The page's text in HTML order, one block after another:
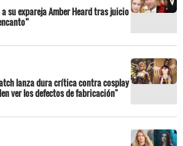
su expareja Amber Heard tras juicio
lanza dura crítica contra cosplay
ver los defectos de fabricación"